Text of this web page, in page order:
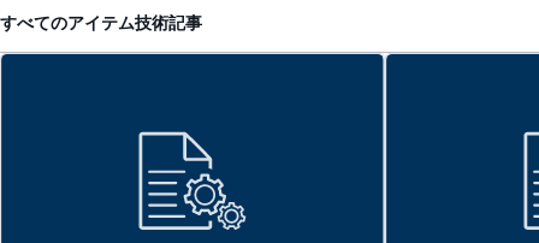
すべてのアイテム技術記事